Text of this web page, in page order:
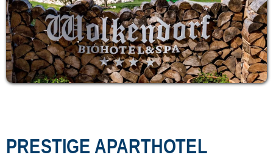
PRESTIGE APARTHOTEL